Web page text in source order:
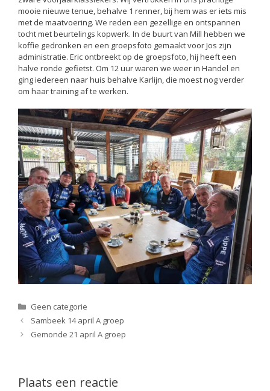
mooie nieuwe tenue, behalve 1 renner, bij hem was er iets mis
met de maatvoering. We reden een gezellige en ontspannen
tocht met beurtelings kopwerk. In de buurt van Mill hebben we
koffie gedronken en een groepsfoto gemaakt voor Jos zijn
administratie. Eric ontbreekt op de groepsfoto, hij heeft een
halve ronde gefietst. Om 12 uur waren we weer in Handel en
ging iedereen naar huis behalve Karlijn, die moest nog verder
om haar training af te werken.
Categorieën
Geen categorie
Sambeek 14 april A groep
Gemonde 21 april A groep
Plaats een reactie